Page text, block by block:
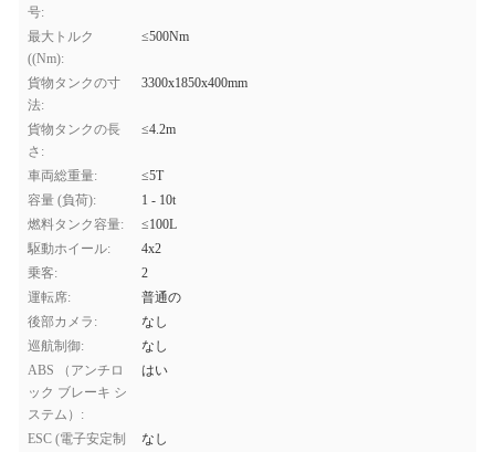
号:
最大トルク
((Nm):
≤500Nm
貨物タンクの寸
法:
3300x1850x400mm
貨物タンクの長
さ:
≤4.2m
車両総重量:
≤5T
容量 (負荷):
1 - 10t
燃料タンク容量:
≤100L
駆動ホイール:
4x2
乗客:
2
運転席:
普通の
後部カメラ:
なし
巡航制御:
なし
ABS （アンチロ
ック ブレーキ シ
ステム）:
はい
ESC (電子安定制
なし